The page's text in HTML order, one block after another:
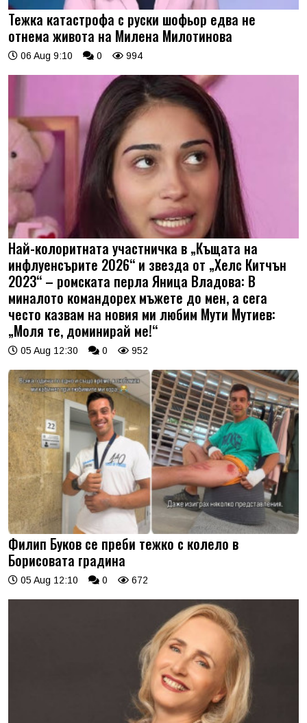
Тежка катастрофа с руски шофьор едва не
отнема живота на Милена Милотинова
06 Aug 9:10 0 994
Най-колоритната участничка в „Къщата на
инфлуенсърите 2026“ и звезда от „Хелс Китчън
2023“ – ромската перла Яница Владова: В
миналото командорех мъжете до мен, а сега
често казвам на новия ми любим Мути Мутиев:
„Моля те, доминирай ме!“
05 Aug 12:30 0 952
Филип Буков се преби тежко с колело в
Борисовата градина
05 Aug 12:10 0 672